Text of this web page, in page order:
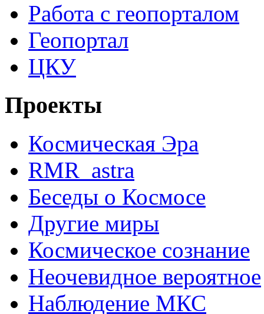
Работа с геопорталом
Геопортал
ЦКУ
Проекты
Космическая Эра
RMR_astra
Беседы о Космосе
Другие миры
Космическое сознание
Неочевидное вероятное
Наблюдение МКС